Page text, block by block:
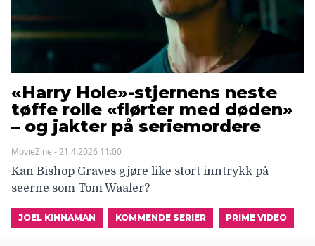
«Harry Hole»-stjernens neste
tøffe rolle «flørter med døden»
– og jakter på seriemordere
MovieZine - 21.4.2026 11:00
Kan Bishop Graves gjøre like stort inntrykk på
seerne som Tom Waaler?
JOEL KINNAMAN KOMMENDE SERIER PRIME VIDEO